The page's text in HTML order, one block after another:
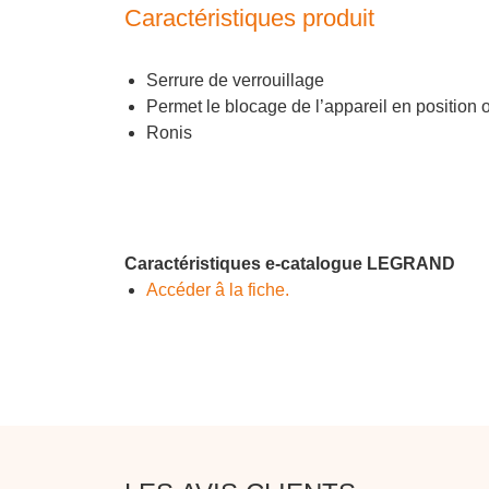
Caractéristiques produit
Serrure de verrouillage
Permet le blocage de l’appareil en position
Ronis
Caractéristiques e-catalogue LEGRAND
Accéder â la fiche.